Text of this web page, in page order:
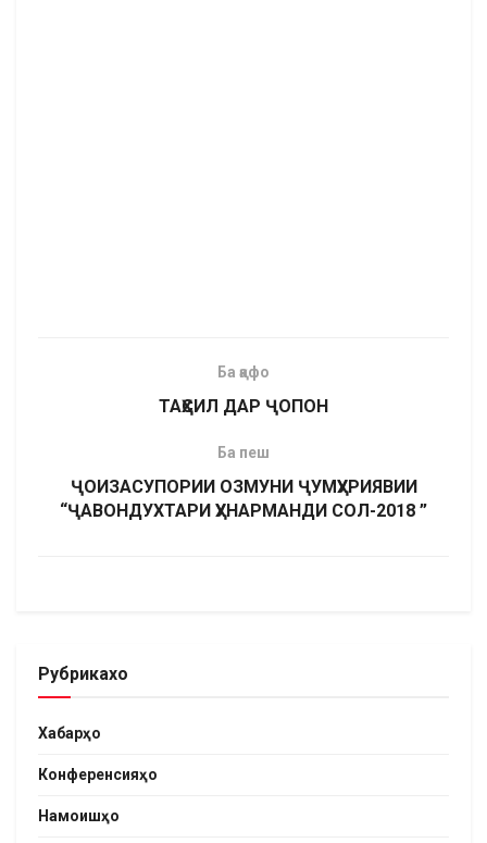
Ба қафо
ТАҲСИЛ ДАР ҶОПОН
Ба пеш
ҶОИЗАСУПОРИИ ОЗМУНИ ҶУМҲУРИЯВИИ
“ҶАВОНДУХТАРИ ҲУНАРМАНДИ СОЛ-2018 ”
Рубрикахо
Хабарҳо
Конференсияҳо
Намоишҳо